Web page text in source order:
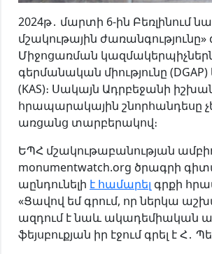
2024թ․ մարտի 6-ին
մշակութային
Միջոցառման
գերմանական միությունը
(KAS)։ Սակայն Ադրբեջանի
հրապարակային շնորհանդեսը
առցանց տարբերակով։
ԵՊՀ մշակութաբանության
monumentwatch.org ծրագրի
աընդունելի է համարել գրքի
«Ցավով եմ գրում, որ ներկա
ազդում է նաև ակադեմիական
ֆեյսբուքյան իր էջում գրել է Հ․